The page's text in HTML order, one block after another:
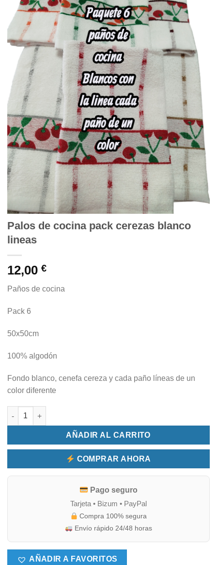
Palos de cocina pack cerezas blanco
lineas
12,00 €
Paños de cocina
Pack 6
50x50cm
100% algodón
Fondo blanco, cenefa cereza y cada paño líneas de un
color diferente
Palos de cocina pack cerezas blanco lineas cantidad
AÑADIR AL CARRITO
COMPRAR AHORA
Pago seguro
Tarjeta • Bizum • PayPal
Compra 100% segura
Envío rápido 24/48 horas
AÑADIR A FAVORITOS